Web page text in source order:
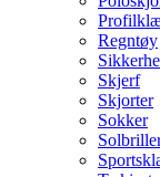
Regntøy
Skjerf
Skjorter
Sokker